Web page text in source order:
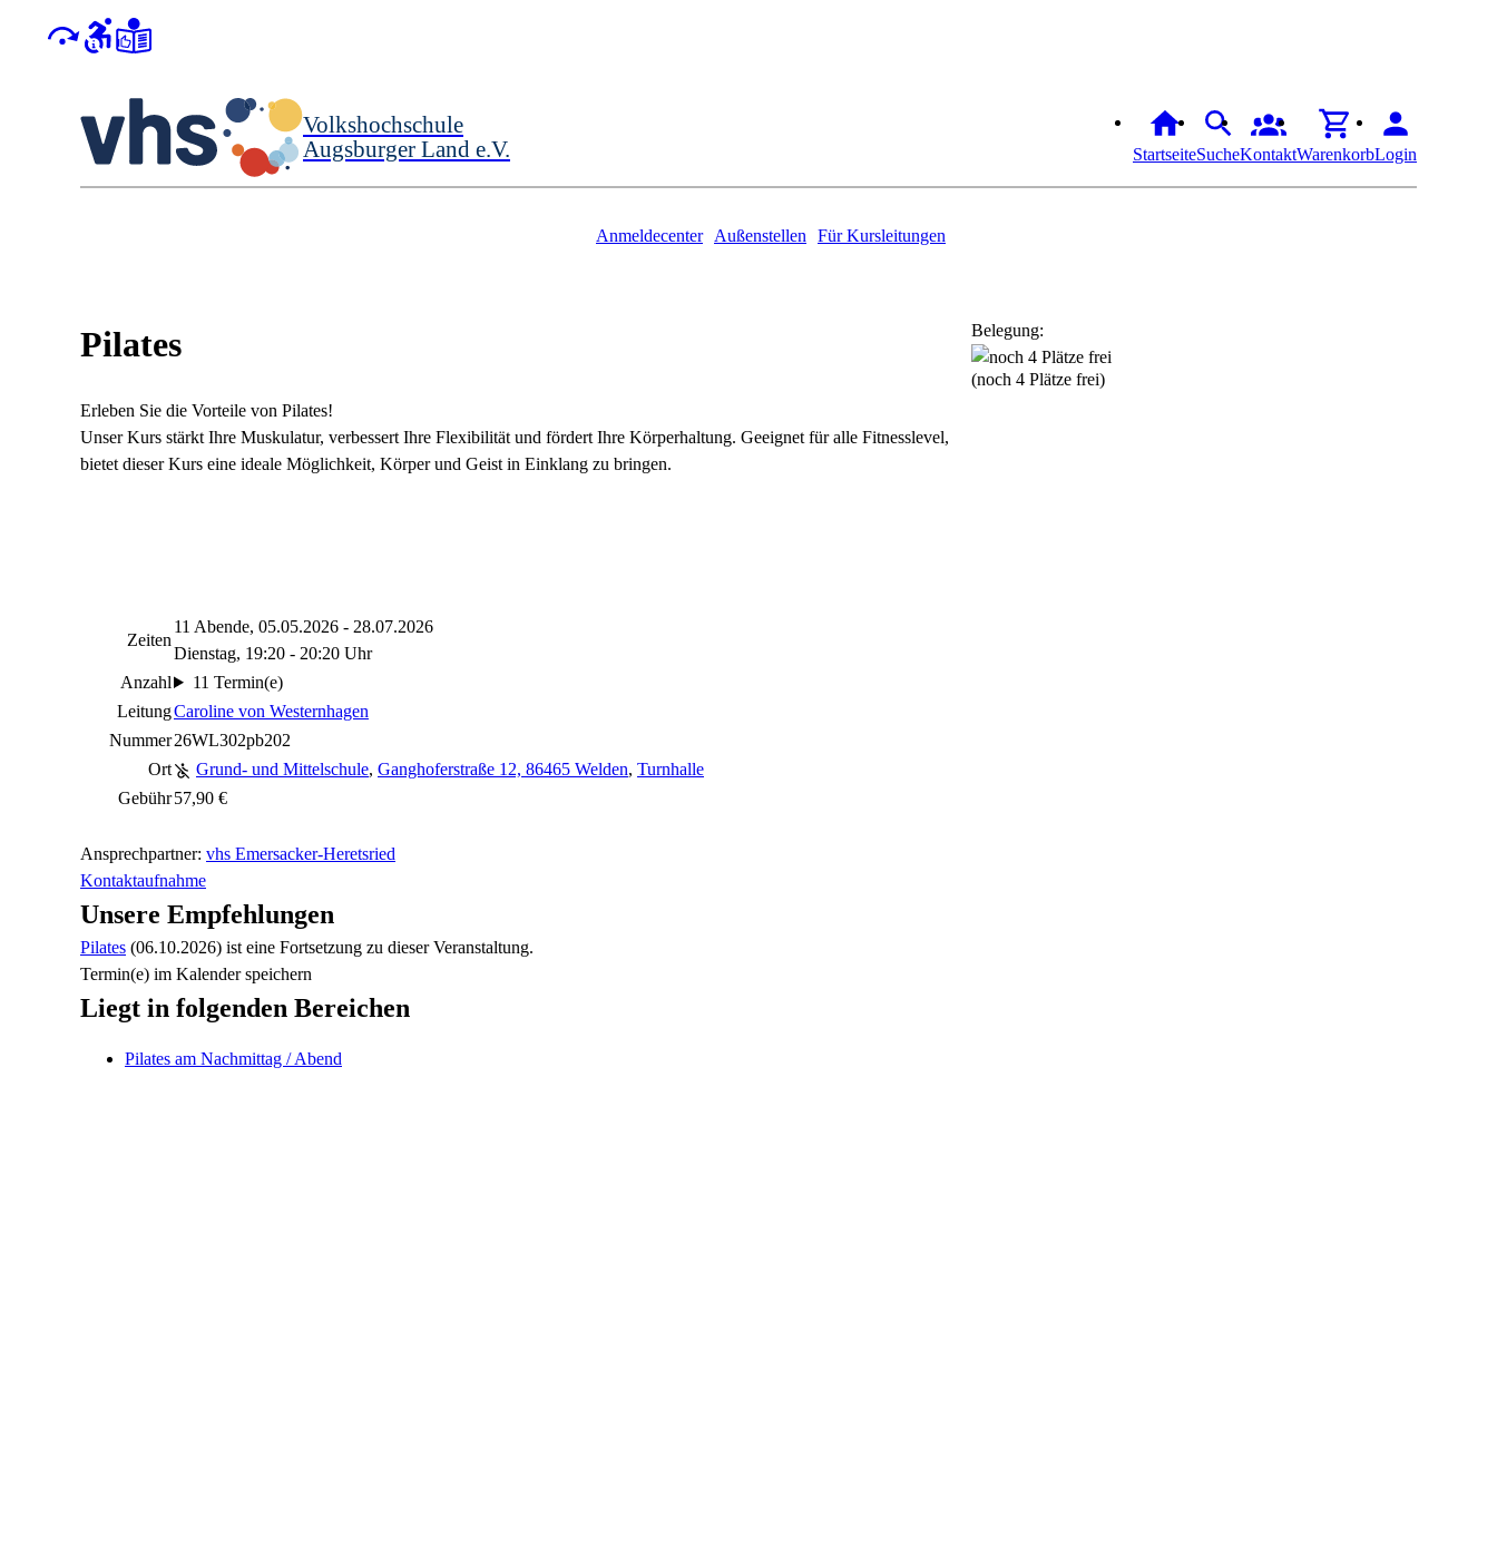
Volkshochschule
Augsburger Land e.V.
StartseiteSucheKontaktWarenkorbLogin
Anmeldecenter Außenstellen Für Kursleitungen
Pilates
Erleben Sie die Vorteile von Pilates!
Unser Kurs stärkt Ihre Muskulatur, verbessert Ihre Flexibilität und fördert Ihre Körperhaltung. Geeignet für alle Fitnesslevel,
bietet dieser Kurs eine ideale Möglichkeit, Körper und Geist in Einklang zu bringen.
Zeiten
11 Abende, 05.05.2026 - 28.07.2026
Dienstag, 19:20 - 20:20 Uhr
Anzahl
11 Termin(e)
LeitungCaroline von Westernhagen
Nummer26WL302pb202
Ort
Grund- und Mittelschule, Ganghoferstraße 12, 86465 Welden, Turnhalle
Gebühr57,90 €
Ansprechpartner: vhs Emersacker-Heretsried
Belegung:
(noch 4 Plätze frei)
Kontaktaufnahme
Unsere Empfehlungen
Pilates (06.10.2026) ist eine Fortsetzung zu dieser Veranstaltung.
Termin(e) im Kalender speichern
Liegt in folgenden Bereichen
Pilates am Nachmittag / Abend